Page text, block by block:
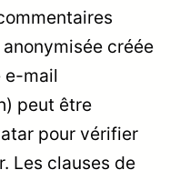
créée
e-mail
peut être
pour vérifier
Les clauses de